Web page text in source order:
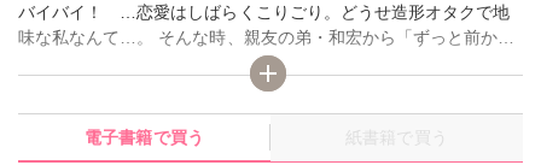
バイバイ！ …恋愛はしばらくこりごり。どうせ造形オタクで地
味な私なんて…。 そんな時、親友の弟・和宏から「ずっと前から
好きだった…」と、突然迫られ超絶イケメンな彼氏ができちゃっ
た！ クールな外見とは裏腹に、家でも外でも求められ激しく繋
がるカラダ…。本当の愛を知ってしまったら、もう心も身体も制
御なんかできないの…！
電子書籍で買う 紙書籍で買う